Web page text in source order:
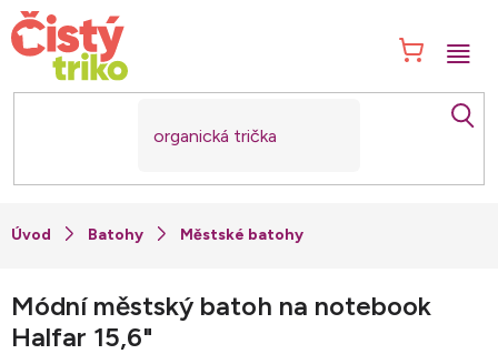
Přejít
na
obsah
Batohy Městské batohy
Módní městský batoh na notebook
Halfar 15,6"